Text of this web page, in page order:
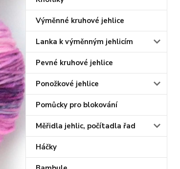
Výměnné kruhové jehlice
Lanka k výměnným jehlicím
Pevné kruhové jehlice
Ponožkové jehlice
Pomůcky pro blokování
Měřidla jehlic, počítadla řad
Háčky